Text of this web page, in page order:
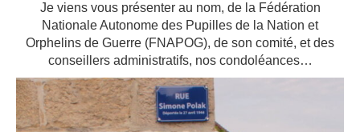
Je viens vous présenter au nom, de la Fédération
Nationale Autonome des Pupilles de la Nation et
Orphelins de Guerre (FNAPOG), de son comité, et des
conseillers administratifs, nos condoléances…